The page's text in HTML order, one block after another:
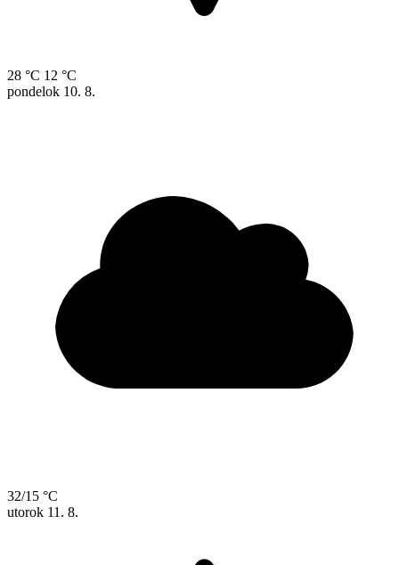
28 °C 12 °C
pondelok 10. 8.
32/15 °C
utorok 11. 8.